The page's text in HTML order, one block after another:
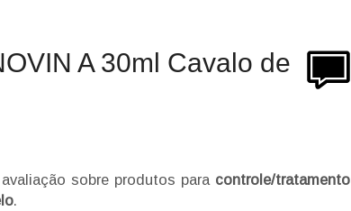
A 30ml Cavalo de
sobre produtos para controle/tratamento
.